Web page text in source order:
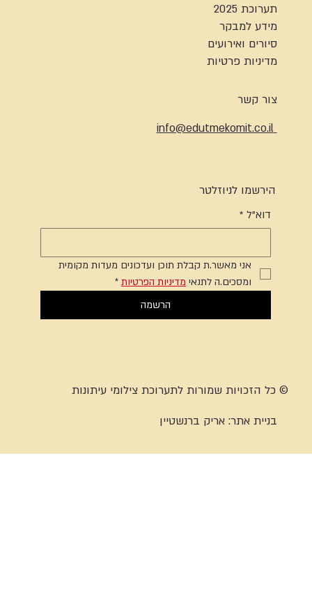
תערוכת 2025
מידע למבקר
סיורים ואירועים
מדיניות פרטיות
צור קשר
info@edutmekomit.co.il
הירשמו לניוזלטר
דוא"ל *
אני מאשר.ת קבלת תוכן ועדכונים מעדות מקומית
ומסכים.ה לתנאי מדיניות הפרטיות *
הרשמה
© כל הזכויות שמורות לתערוכת צילומי עיתונות
בניית אתר:אריק ברנשטיין